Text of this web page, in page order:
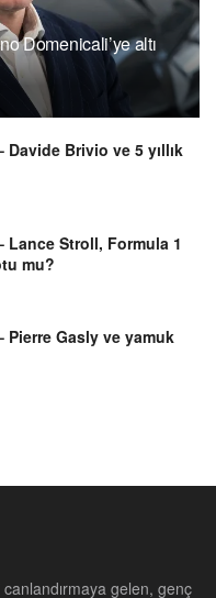
Domenicali’ye altı
Davide Brivio ve 5 yıllık
Lance Stroll, Formula 1
mu?
Pierre Gasly ve yamuk
gelen, genç